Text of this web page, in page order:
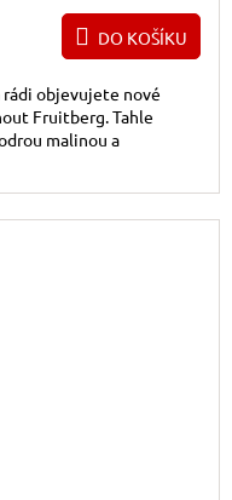
DO KOŠÍKU
rádi objevujete nové
Fruitberg. Tahle
malinou a